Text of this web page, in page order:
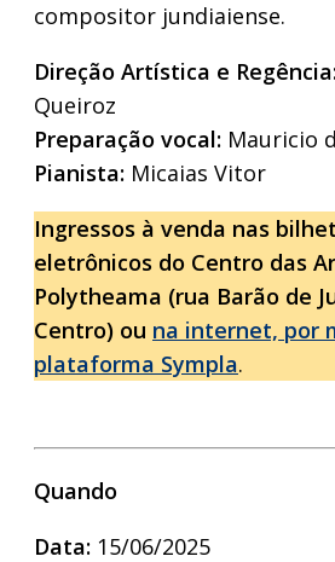
compositor jundiaiense.
Direção Artística e
Queiroz
Preparação vocal: Mauricio
Pianista: Micaias Vitor
Ingressos à venda nas
eletrônicos do Centro das
Polytheama (rua Barão de
Centro) ou na internet, por
plataforma Sympla.
Quando
Data: 15/06/2025